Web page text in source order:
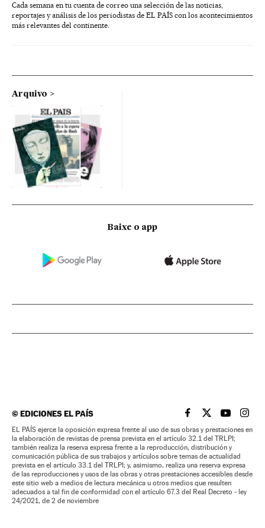
Cada semana en tu cuenta de correo una selección de las noticias,
reportajes y análisis de los periodistas de EL PAÍS con los acontecimientos
más relevantes del continente.
Arquivo
Baixe o app
©EDICIONES EL PAÍS EL PAÍS BRASIL EN
EL PAÍSEL PAÍS
EL
EL PAÍS ejerce la oposición expresa frente al uso de sus obras y prestaciones en
la elaboración de revistas de prensa prevista en el artículo 32.1 del TRLPI;
también realiza la reserva expresa frente a la reproducción, distribución y
comunicación pública de sus trabajos y artículos sobre temas de actualidad
prevista en el artículo 33.1 del TRLPI; y, asimismo, realiza una reserva expresa
de las reproducciones y usos de las obras y otras prestaciones accesibles desde
este sitio web a medios de lectura mecánica u otros medios que resulten
adecuados a tal fin de conformidad con el artículo 67.3 del Real Decreto - ley
24/2021, de 2 de noviembre